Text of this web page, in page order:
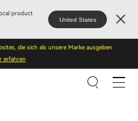
product
United States
die sich als unsere Marke ausgeben
erfahren